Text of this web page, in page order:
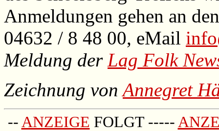
Anmeldungen gehen an
04632 / 8 48 00, eMail
Meldung der Lag Folk
Zeichnung vonAnnegret
-- ANZEIGE FOLGT -----